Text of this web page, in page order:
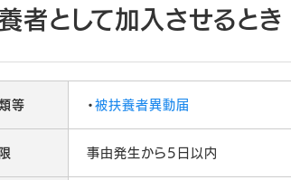
者として加入させるとき
等 ・ 被扶養者異動届
事由発生から5日以内